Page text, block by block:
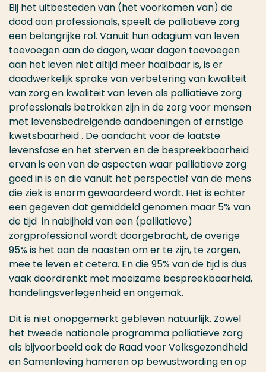
Bij het uitbesteden van (het voorkomen van) de
dood aan professionals, speelt de palliatieve zorg
een belangrijke rol. Vanuit hun adagium van leven
toevoegen aan de dagen, waar dagen toevoegen
aan het leven niet altijd meer haalbaar is, is er
daadwerkelijk sprake van verbetering van kwaliteit
van zorg en kwaliteit van leven als palliatieve zorg
professionals betrokken zijn in de zorg voor mensen
met levensbedreigende aandoeningen of ernstige
kwetsbaarheid . De aandacht voor de laatste
levensfase en het sterven en de bespreekbaarheid
ervan is een van de aspecten waar palliatieve zorg
goed in is en die vanuit het perspectief van de mens
die ziek is enorm gewaardeerd wordt. Het is echter
een gegeven dat gemiddeld genomen maar 5% van
de tijd in nabijheid van een (palliatieve)
zorgprofessional wordt doorgebracht, de overige
95% is het aan de naasten om er te zijn, te zorgen,
mee te leven et cetera. En die 95% van de tijd is dus
vaak doordrenkt met moeizame bespreekbaarheid,
handelingsverlegenheid en ongemak.
Dit is niet onopgemerkt gebleven natuurlijk. Zowel
het tweede nationale programma palliatieve zorg
als bijvoorbeeld ook de Raad voor Volksgezondheid
en Samenleving hameren op bewustwording en op